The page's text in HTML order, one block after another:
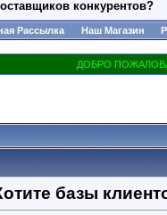
конкурентов?
Рассылка Наш Магазин
базы